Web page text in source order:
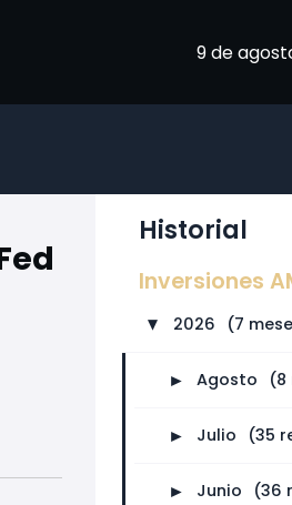
9 de
Historial
Inversiones
► 2026 (7
► Agosto (8
► Julio (35
► Junio (36